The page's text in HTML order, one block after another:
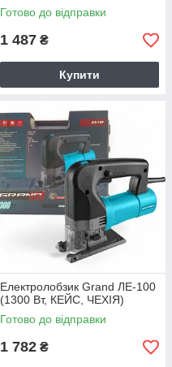
Готово до відправки
1 487 ₴
Купити
Електролобзик Grand ЛЕ-100
(1300 Вт, КЕЙС, ЧЕХІЯ)
Готово до відправки
1 782 ₴